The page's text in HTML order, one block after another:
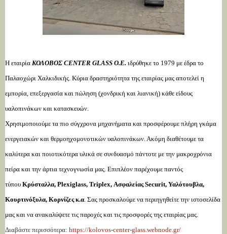
Η εταιρία ΚΟΛΟΒΟΣ CENTER GLASS Ο.Ε. ιδρύθηκε το 1979 με έδρα το
Παλαοχώρι Χαλκιδικής. Κύρια δραστηριότητα της εταιρίας μας αποτελεί η
εμπορία, επεξεργασία και πώληση (χονδρική και λιανική) κάθε είδους
υαλοπινάκων και κατασκευών.
Χρησιμοποιούμε τα πιο σύγχρονα μηχανήματα και προσφέρουμε πλήρη γκάμα
ενεργειακών και θερμοηχομονοτικών υαλοπινάκων. Ακόμη διαθέτουμε τα
καλύτερα και ποιοτικότερα υλικά σε συνδυασμό πάντοτε με την μακροχρόνια
πείρα και την άρτια τεχνογνωσία μας. Επιπλέον παρέχουμε παντός
τύπου Κρύσταλλα, Plexiglass, Triplex, Ασφαλείας Securit, Υαλότουβλα,
Κουρτινόξυλα, Κορνίζες κ.α . Σας προσκαλούμε να περιηγηθείτε την ιστοσελίδα
μας και να ανακαλύψετε τις παροχές και τις προσφορές της εταιρίας μας.
Διαβάστε περισσότερα: https://kolovos-center-glass.webnode.gr/